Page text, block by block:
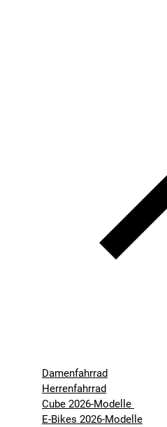
Damenfahrrad
Herrenfahrrad
Cube 2026-Modelle
E-Bikes 2026-Modelle